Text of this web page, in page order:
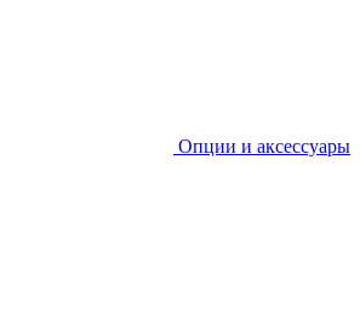
Опции и аксессуары